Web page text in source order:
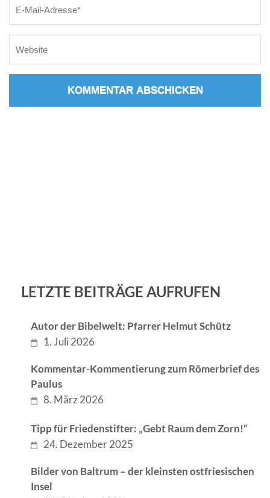
LETZTE BEITRÄGE AUFRUFEN
Autor der Bibelwelt: Pfarrer Helmut Schütz
1. Juli 2026
Kommentar-Kommentierung zum Römerbrief des
Paulus
8. März 2026
Tipp für Friedenstifter: „Gebt Raum dem Zorn!“
24. Dezember 2025
Bilder von Baltrum – der kleinsten ostfriesischen
Insel